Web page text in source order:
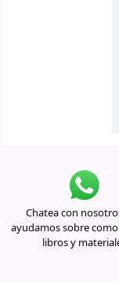
Chatea con
ayudamos sobre
libros y